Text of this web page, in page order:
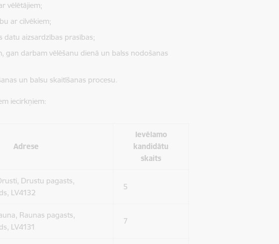
vēlētājiem;
ar cilvēkiem;
aizsardzības prasības;
gan darbam vēlēšanu dienā un balss nodošanas
un balsu skaitīšanas procesu.
iecirkņiem:
Adrese
Ievēlamo
kandidātu
skaits
Drustu pagasts,
LV4132
5
Raunas pagasts,
LV4131
7